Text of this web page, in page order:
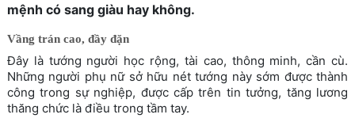
mệnh có sang giàu hay không.
Vầng trán cao, đầy đặn
Đây là tướng người học rộng, tài cao, thông minh, cần cù.
Những người phụ nữ sở hữu nét tướng này sớm được thành
công trong sự nghiệp, được cấp trên tin tưởng, tăng lương
thăng chức là điều trong tầm tay.